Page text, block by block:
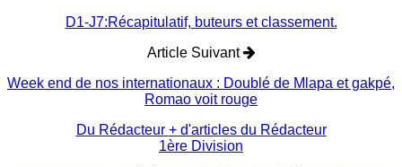
D1-J7:Récapitulatif, buteurs et classement.
Article Suivant
Week end de nos internationaux : Doublé de Mlapa et gakpé,
Romao voit rouge
Du Rédacteur + d'articles du Rédacteur
1ère Division